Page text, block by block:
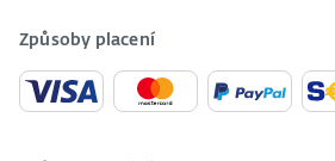
Způsoby placení